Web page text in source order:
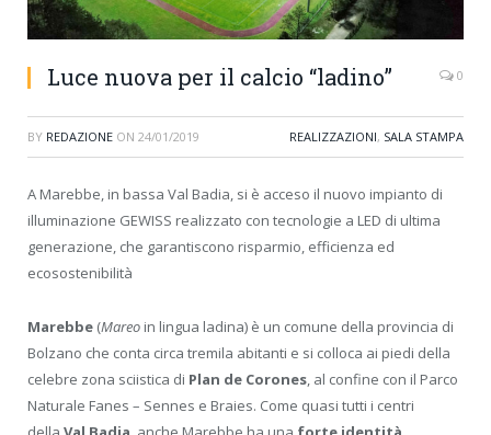
Luce nuova per il calcio “ladino” 0
BY REDAZIONE ON 24/01/2019 REALIZZAZIONI, SALA STAMPA
A Marebbe, in bassa Val Badia, si è acceso il nuovo impianto di
illuminazione GEWISS realizzato con tecnologie a LED di ultima
generazione, che garantiscono risparmio, efficienza ed
ecosostenibilità
Marebbe (Mareo in lingua ladina) è un comune della provincia di
Bolzano che conta circa tremila abitanti e si colloca ai piedi della
celebre zona sciistica di Plan de Corones, al confine con il Parco
Naturale Fanes – Sennes e Braies. Come quasi tutti i centri